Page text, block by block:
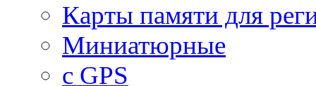
Карты памяти для
Миниатюрные
с GPS